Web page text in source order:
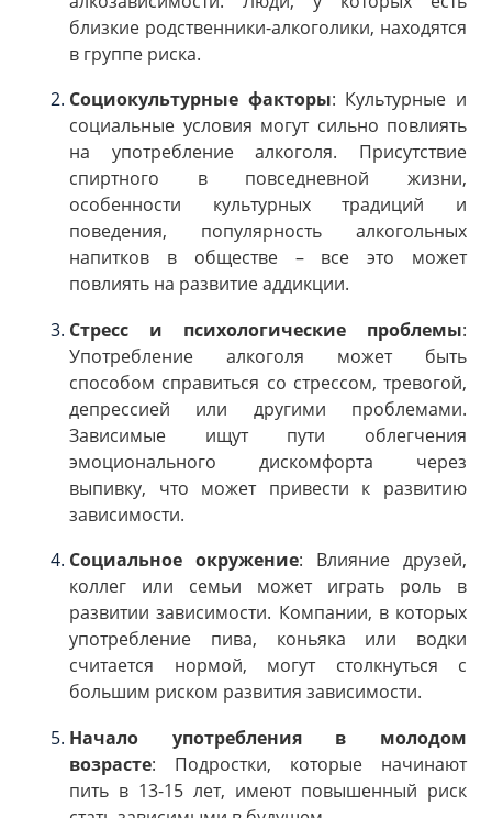
близкие родственники-алкоголики, находятся
в группе риска.
Социокультурные факторы: Культурные и
социальные условия могут сильно повлиять
на употребление алкоголя. Присутствие
спиртного в повседневной жизни,
особенности культурных традиций и
поведения, популярность алкогольных
напитков в обществе – все это может
повлиять на развитие аддикции.
Стресс и психологические проблемы:
Употребление алкоголя может быть
способом справиться со стрессом, тревогой,
депрессией или другими проблемами.
Зависимые ищут пути облегчения
эмоционального дискомфорта через
выпивку, что может привести к развитию
зависимости.
Социальное окружение: Влияние друзей,
коллег или семьи может играть роль в
развитии зависимости. Компании, в которых
употребление пива, коньяка или водки
считается нормой, могут столкнуться с
большим риском развития зависимости.
Начало употребления в молодом
возрасте: Подростки, которые начинают
пить в 13-15 лет, имеют повышенный риск